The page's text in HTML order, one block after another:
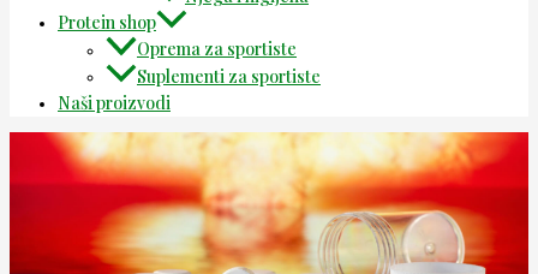
Protein shop
Oprema za sportiste
Suplementi za sportiste
Naši proizvodi